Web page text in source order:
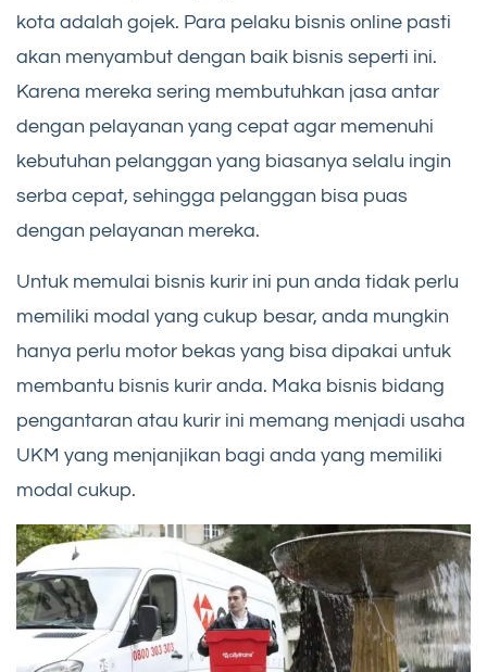
kota adalah gojek. Para pelaku bisnis online pasti
akan menyambut dengan baik bisnis seperti ini.
Karena mereka sering membutuhkan jasa antar
dengan pelayanan yang cepat agar memenuhi
kebutuhan pelanggan yang biasanya selalu ingin
serba cepat, sehingga pelanggan bisa puas
dengan pelayanan mereka.
Untuk memulai bisnis kurir ini pun anda tidak perlu
memiliki modal yang cukup besar, anda mungkin
hanya perlu motor bekas yang bisa dipakai untuk
membantu bisnis kurir anda. Maka bisnis bidang
pengantaran atau kurir ini memang menjadi usaha
UKM yang menjanjikan bagi anda yang memiliki
modal cukup.